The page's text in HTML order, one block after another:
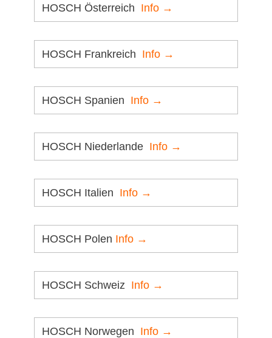
HOSCH Österreich Info →
HOSCH Frankreich Info →
HOSCH Spanien Info →
HOSCH Niederlande Info →
HOSCH Italien Info →
HOSCH Polen Info →
HOSCH Schweiz Info →
HOSCH Norwegen Info →